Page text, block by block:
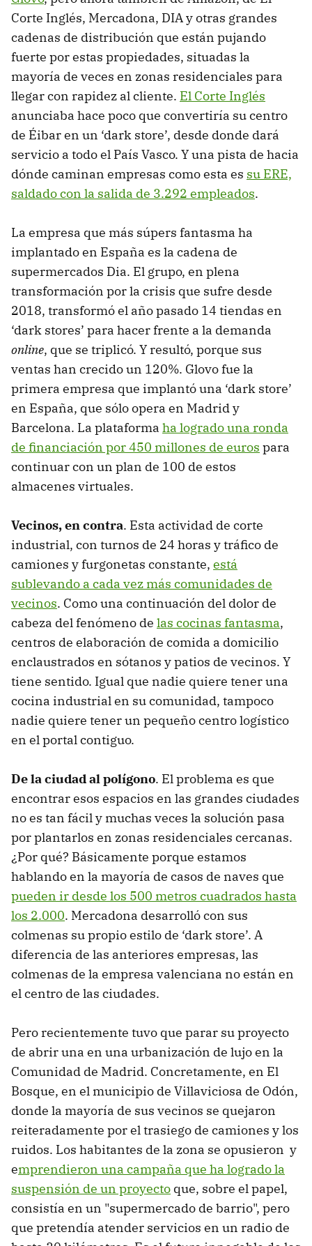
Corte Inglés, Mercadona, DIA y otras grandes
cadenas de distribución que están pujando
fuerte por estas propiedades, situadas la
mayoría de veces en zonas residenciales para
llegar con rapidez al cliente. El Corte Inglés
anunciaba hace poco que convertiría su centro
de Éibar en un ‘dark store’, desde donde dará
servicio a todo el País Vasco. Y una pista de hacia
dónde caminan empresas como esta es su ERE,
saldado con la salida de 3.292 empleados.
La empresa que más súpers fantasma ha
implantado en España es la cadena de
supermercados Dia. El grupo, en plena
transformación por la crisis que sufre desde
2018, transformó el año pasado 14 tiendas en
‘dark stores’ para hacer frente a la demanda
online, que se triplicó. Y resultó, porque sus
ventas han crecido un 120%. Glovo fue la
primera empresa que implantó una ‘dark store’
en España, que sólo opera en Madrid y
Barcelona. La plataforma ha logrado una ronda
de financiación por 450 millones de euros para
continuar con un plan de 100 de estos
almacenes virtuales.
Vecinos, en contra. Esta actividad de corte
industrial, con turnos de 24 horas y tráfico de
camiones y furgonetas constante, está
sublevando a cada vez más comunidades de
vecinos. Como una continuación del dolor de
cabeza del fenómeno de las cocinas fantasma,
centros de elaboración de comida a domicilio
enclaustrados en sótanos y patios de vecinos. Y
tiene sentido. Igual que nadie quiere tener una
cocina industrial en su comunidad, tampoco
nadie quiere tener un pequeño centro logístico
en el portal contiguo.
De la ciudad al polígono. El problema es que
encontrar esos espacios en las grandes ciudades
no es tan fácil y muchas veces la solución pasa
por plantarlos en zonas residenciales cercanas.
¿Por qué? Básicamente porque estamos
hablando en la mayoría de casos de naves que
pueden ir desde los 500 metros cuadrados hasta
los 2.000. Mercadona desarrolló con sus
colmenas su propio estilo de ‘dark store’. A
diferencia de las anteriores empresas, las
colmenas de la empresa valenciana no están en
el centro de las ciudades.
Pero recientemente tuvo que parar su proyecto
de abrir una en una urbanización de lujo en la
Comunidad de Madrid. Concretamente, en El
Bosque, en el municipio de Villaviciosa de Odón,
donde la mayoría de sus vecinos se quejaron
reiteradamente por el trasiego de camiones y los
ruidos. Los habitantes de la zona se opusieron y
emprendieron una campaña que ha logrado la
suspensión de un proyecto que, sobre el papel,
consistía en un "supermercado de barrio", pero
que pretendía atender servicios en un radio de